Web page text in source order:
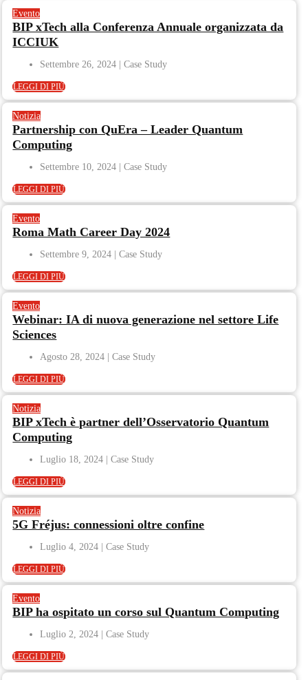
Evento
BIP xTech alla Conferenza Annuale organizzata da
ICCIUK
Settembre 26, 2024
LEGGI DI PIÙ
Notizia
Partnership con QuEra – Leader Quantum
Computing
Settembre 10, 2024
LEGGI DI PIÙ
Evento
Roma Math Career Day 2024
Settembre 9, 2024
LEGGI DI PIÙ
Evento
Webinar: IA di nuova generazione nel settore Life
Sciences
Agosto 28, 2024
LEGGI DI PIÙ
Notizia
BIP xTech è partner dell’Osservatorio Quantum
Computing
Luglio 18, 2024
LEGGI DI PIÙ
Notizia
5G Fréjus: connessioni oltre confine
Luglio 4, 2024
LEGGI DI PIÙ
Evento
BIP ha ospitato un corso sul Quantum Computing
Luglio 2, 2024
LEGGI DI PIÙ